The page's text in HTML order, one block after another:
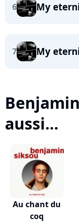
6 My
7 My
aussi...
Au chant du
coq